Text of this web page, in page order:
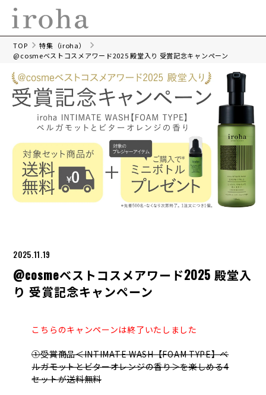
TOP
特集（iroha）
@cosmeベストコスメアワード2025 殿堂入り 受賞記念キャンペーン
2025.11.19
@cosmeベストコスメアワード2025 殿堂入
り 受賞記念キャンペーン
こちらのキャンペーンは終了いたしました
①受賞商品＜INTIMATE WASH【FOAM TYPE】ベ
ルガモットとビターオレンジの香り＞を楽しめる4
セットが送料無料